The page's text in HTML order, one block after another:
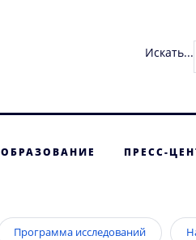
Искать...
ОБРАЗОВАНИЕ ПРЕСС-
Программа исследований